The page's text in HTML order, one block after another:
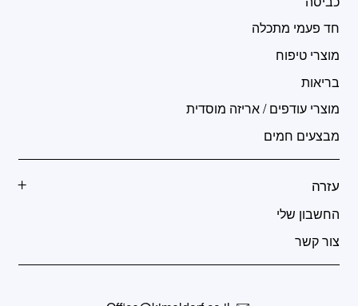
חד פעמי מתכלה
מוצרי טיפוח
בריאות
מוצרי עודפים / אריזה מוסדית
מבצעים חמים
עזרה
החשבון שלי
צור קשר